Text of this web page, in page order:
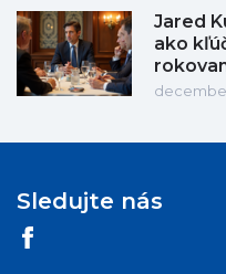
Jared
ako
Sledujte nás